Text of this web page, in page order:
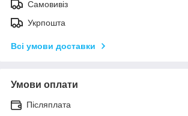
Самовивіз
Укрпошта
Всі умови доставки
Умови оплати
Післяплата